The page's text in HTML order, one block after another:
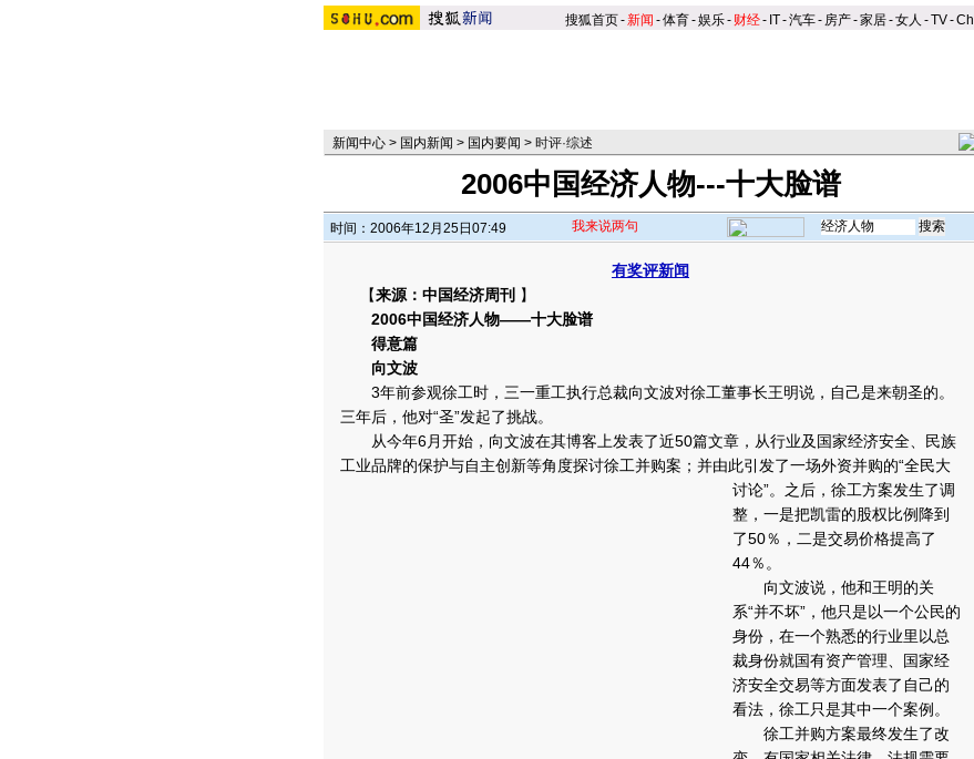
搜狐首页-新闻 -体育-娱乐- 财经- IT-汽车- 房产-家居-女人 -TV-
新闻中心 > 国内新闻 > 国内要闻 > 时评·综述
2006中国经济人物---十大脸谱
时间：2006年12月25日07:49 我来说两句
有奖评新闻
【来源：中国经济周刊 】
2006中国经济人物——十大脸谱
得意篇
向文波
3年前参观徐工时，三一重工执行总裁向文波对徐工董事长王明说，自己是来朝圣的。
三年后，他对“圣”发起了挑战。
从今年6月开始，向文波在其博客上发表了近50篇文章，从行业及国家经济安全、民族
工业品牌的保护与自主创新等角度探讨徐工并购案；并由此引发了一场外资并购的“全民大
讨论”。 之后，徐工方案发生了调
整，一是把凯雷的股权比例降到
了50％，二是交易价格提高了
44％。
向文波说，他和王明的关
系“并不坏”，他只是以一个公民的
身份，在一个熟悉的行业里以总
裁身份就国有资产管理、国家经
济安全交易等方面发表了自己的
看法，徐工只是其中一个案例。
徐工并购方案最终发生了改